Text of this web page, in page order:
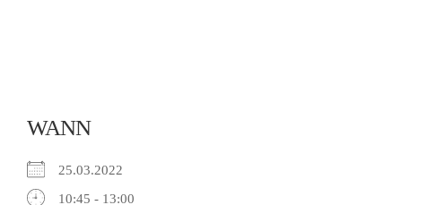
WANN
25.03.2022
10:45 - 13:00